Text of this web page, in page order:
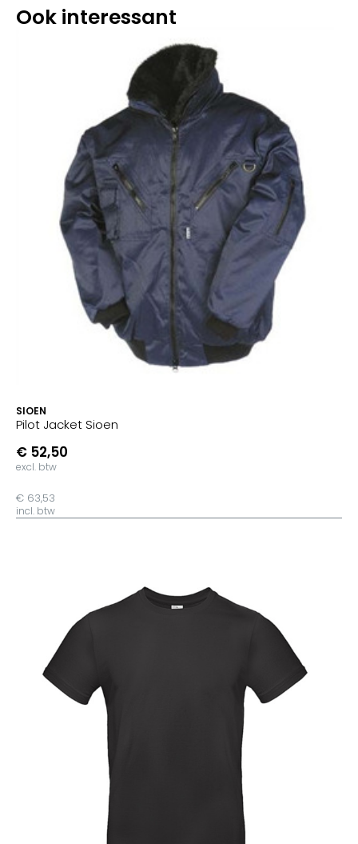
Ook interessant
SIOEN
Pilot Jacket Sioen
€ 52,50
excl. btw
€ 63,53
incl. btw